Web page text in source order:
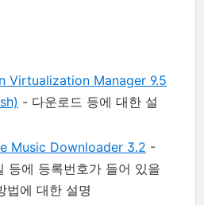
Virtualization Manager 9.5
- 다운로드 등에 대한 설
Music Downloader 3.2 -
등에 등록번호가 들어 있을
법에 대한 설명